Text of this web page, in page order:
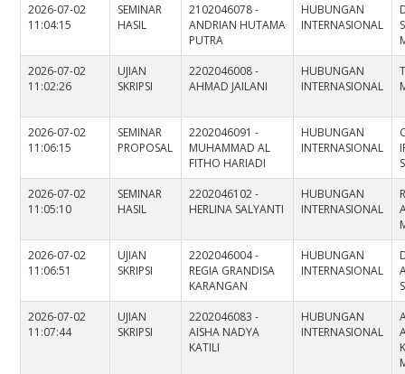
2026-07-02
11:04:15
SEMINAR
HASIL
2102046078 -
ANDRIAN HUTAMA
PUTRA
HUBUNGAN
INTERNASIONAL
2026-07-02
11:02:26
UJIAN
SKRIPSI
2202046008 -
AHMAD JAILANI
HUBUNGAN
INTERNASIONAL
2026-07-02
11:06:15
SEMINAR
PROPOSAL
2202046091 -
MUHAMMAD AL
FITHO HARIADI
HUBUNGAN
INTERNASIONAL
2026-07-02
11:05:10
SEMINAR
HASIL
2202046102 -
HERLINA SALYANTI
HUBUNGAN
INTERNASIONAL
2026-07-02
11:06:51
UJIAN
SKRIPSI
2202046004 -
REGIA GRANDISA
KARANGAN
HUBUNGAN
INTERNASIONAL
2026-07-02
11:07:44
UJIAN
SKRIPSI
2202046083 -
AISHA NADYA
KATILI
HUBUNGAN
INTERNASIONAL